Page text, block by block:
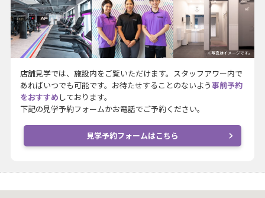
※写真はイメージです。
店舗見学では、施設内をご覧いただけます。スタッフアワー内で
あればいつでも可能です。お待たせすることのないよう事前予約
をおすすめ しております。
下記の見学予約フォームかお電話でご予約ください。
見学予約フォームはこちら